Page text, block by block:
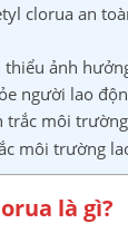
clorua an
ảnh
người lao
trắc môi
môi trường
là gì?